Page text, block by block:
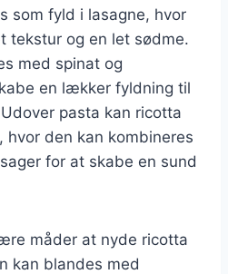
som fyld i lasagne, hvor
tekstur og en let sødme.
med spinat og
en lækker fyldning til
pasta kan ricotta
den kan kombineres
for at skabe en sund
måder at nyde ricotta
kan blandes med